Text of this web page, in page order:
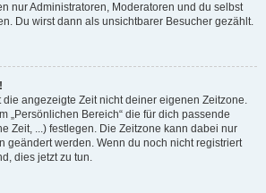
nur Administratoren, Moderatoren und du selbst
Du wirst dann als unsichtbarer Besucher gezählt.
angezeigte Zeit nicht deiner eigenen Zeitzone.
„Persönlichen Bereich“ die für dich passende
Zeit, ...) festlegen. Die Zeitzone kann dabei nur
geändert werden. Wenn du noch nicht registriert
dies jetzt zu tun.